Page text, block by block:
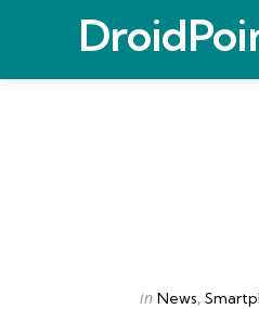
Categories
Posted
in News